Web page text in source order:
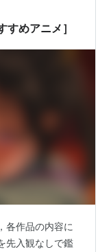
めアニメ］
各作品の内容に
先入観なしで鑑